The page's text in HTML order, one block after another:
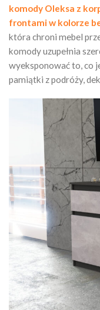
komody Oleksa z
frontami w kolorze
która chroni mebel
komody uzupełnia
wyeksponować to, co
pamiątki z podróży,